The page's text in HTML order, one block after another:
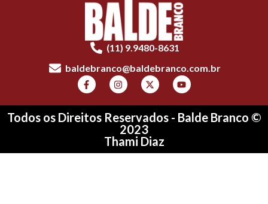
(11) 9.9480-8631
baldebranco@baldebranco.com.br
Todos os Direitos Reservados - Balde Branco ©
2023
Thami Diaz